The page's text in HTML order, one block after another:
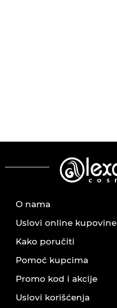
O nama
Uslovi online kupovine
Kako poručiti
Pomoć kupcima
Promo kod i akcije
Uslovi korišćenja